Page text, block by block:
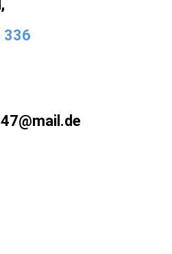
336